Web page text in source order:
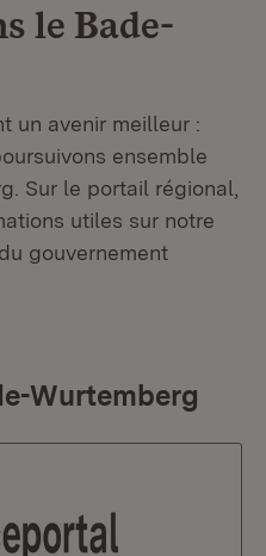
le Bade-
un avenir meilleur :
ensemble
Sur le portail régional,
utiles sur notre
gouvernement
Wurtemberg